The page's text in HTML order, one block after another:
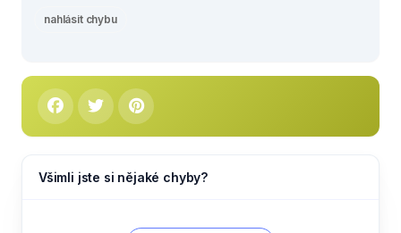
nahlásit chybu
Všimli jste si nějaké chyby?